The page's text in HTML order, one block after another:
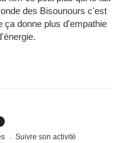
des Bisounours c'est
ça donne plus d'empathie
Suivre son activité